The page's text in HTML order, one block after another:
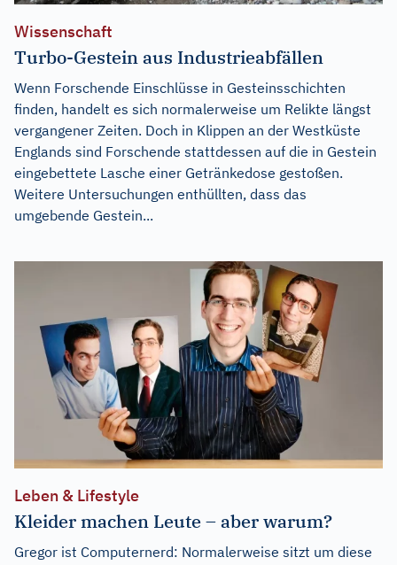
Wissenschaft
Turbo-Gestein aus Industrieabfällen
Wenn Forschende Einschlüsse in Gesteinsschichten
finden, handelt es sich normalerweise um Relikte längst
vergangener Zeiten. Doch in Klippen an der Westküste
Englands sind Forschende stattdessen auf die in Gestein
eingebettete Lasche einer Getränkedose gestoßen.
Weitere Untersuchungen enthüllten, dass das
umgebende Gestein...
Leben & Lifestyle
Kleider machen Leute – aber warum?
Gregor ist Computernerd: Normalerweise sitzt um diese